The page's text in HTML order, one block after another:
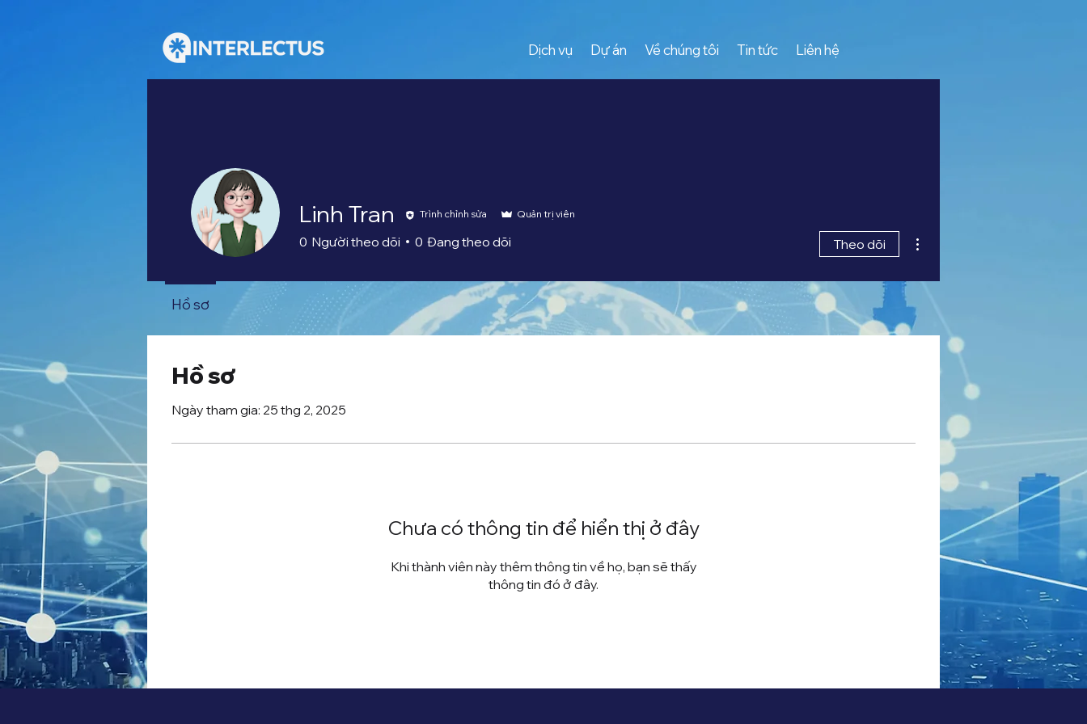
Dịch vụ Dự án Về chúng tôi Tin tức Liên hệ
Hồ sơ
Ngày tham gia: 25 thg 2, 2025
Chưa có thông tin để hiển thị ở đây
Khi thành viên này thêm thông tin về họ, bạn sẽ thấy
thông tin đó ở đây.
Linh Tran Trình chỉnh sửa Quản trị viên
0 Người theo dõi 0 Đang theo dõi Theo dõi
Hồ sơ